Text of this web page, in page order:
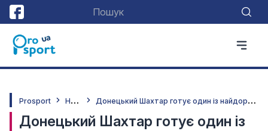
Prosport Н
овини Д
онецький Шахтар готує один із найдорожчих трансферів у своїй історії
Донецький Шахтар готує один із